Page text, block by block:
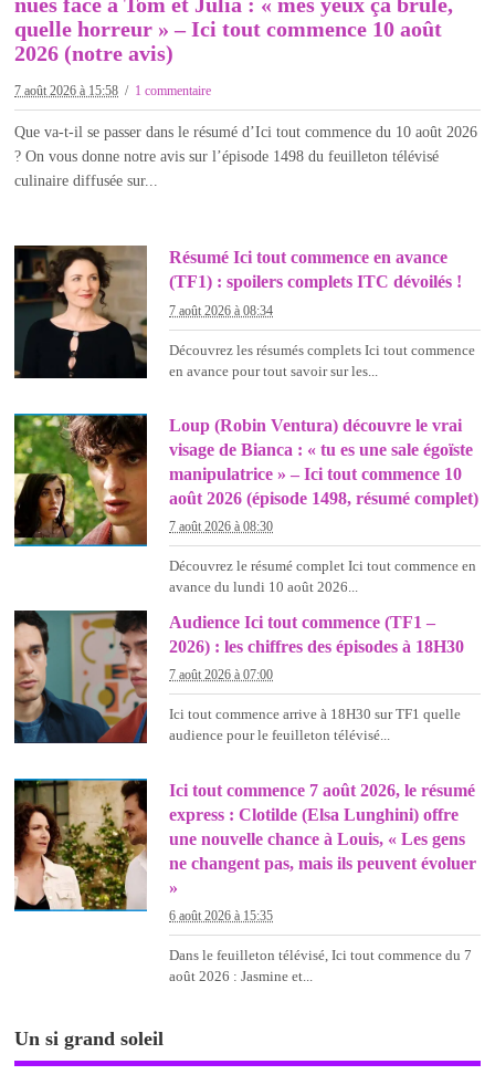
quelle horreur » – Ici tout commence 10 août
2026 (notre avis)
7 août 2026 à 15:58 1 commentaire
Que va-t-il se passer dans le résumé d’Ici tout commence du 10 août 2026
? On vous donne notre avis sur l’épisode 1498 du feuilleton télévisé
culinaire diffusée sur...
Résumé Ici tout commence en avance
(TF1) : spoilers complets ITC dévoilés !
7 août 2026 à 08:34
Découvrez les résumés complets Ici tout commence
en avance pour tout savoir sur les...
Loup (Robin Ventura) découvre le vrai
visage de Bianca : « tu es une sale égoïste
manipulatrice » – Ici tout commence 10
août 2026 (épisode 1498, résumé complet)
7 août 2026 à 08:30
Découvrez le résumé complet Ici tout commence en
avance du lundi 10 août 2026...
Audience Ici tout commence (TF1 –
2026) : les chiffres des épisodes à 18H30
7 août 2026 à 07:00
Ici tout commence arrive à 18H30 sur TF1 quelle
audience pour le feuilleton télévisé...
Ici tout commence 7 août 2026, le résumé
express : Clotilde (Elsa Lunghini) offre
une nouvelle chance à Louis, « Les gens
ne changent pas, mais ils peuvent évoluer
»
6 août 2026 à 15:35
Dans le feuilleton télévisé, Ici tout commence du 7
août 2026 : Jasmine et...
Un si grand soleil